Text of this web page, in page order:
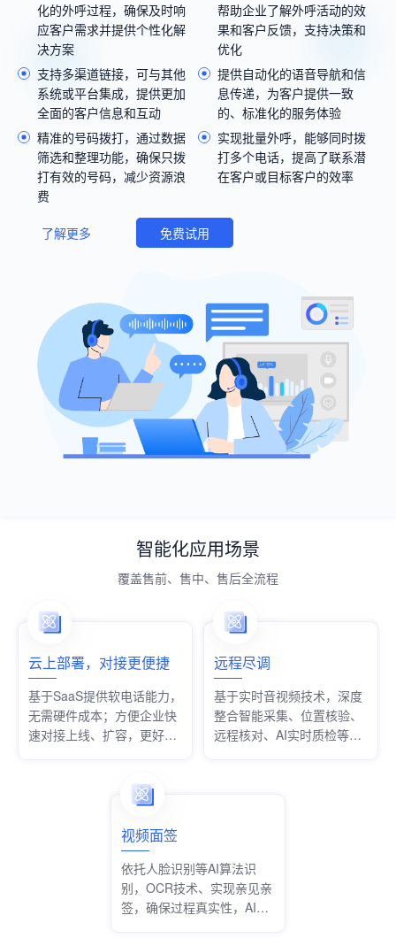
化的外呼过程，确保及时响
应客户需求并提供个性化解
决方案
帮助企业了解外呼活动的效
果和客户反馈，支持决策和
优化
支持多渠道链接，可与其他
系统或平台集成，提供更加
全面的客户信息和互动
提供自动化的语音导航和信
息传递，为客户提供一致
的、标准化的服务体验
精准的号码拨打，通过数据
筛选和整理功能，确保只拨
打有效的号码，减少资源浪
费
实现批量外呼，能够同时拨
打多个电话，提高了联系潜
在客户或目标客户的效率
了解更多 免费试用
智能化应用场景
覆盖售前、售中、售后全流程
云上部署，对接更便捷
基于SaaS提供软电话能力，
无需硬件成本；方便企业快
速对接上线、扩容，更好适
远程尽调
基于实时音视频技术，深度
整合智能采集、位置核验、
远程核对、AI实时质检等功
视频面签
依托人脸识别等AI算法识
别，OCR技术、实现亲见亲
签，确保过程真实性，AI实